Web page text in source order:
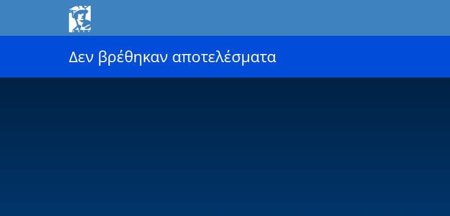
Δεν βρέθηκαν αποτελέσματα